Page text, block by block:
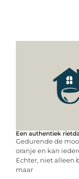
Een authentiek
Gedurende de
oranje en kan
Echter, niet alleen
maar